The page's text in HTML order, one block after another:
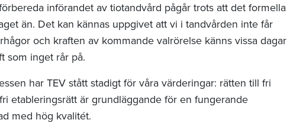
införandet av tiotandvård pågår trots att det formella
än. Det kan kännas uppgivet att vi i tandvården inte får
och kraften av kommande valrörelse känns vissa dagar
som inget rår på.
har TEV stått stadigt för våra värderingar: rätten till fri
etableringsrätt är grundläggande för en fungerande
med hög kvalitét.